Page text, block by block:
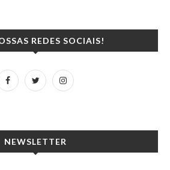
REDES SOCIAIS!
NEWSLETTER